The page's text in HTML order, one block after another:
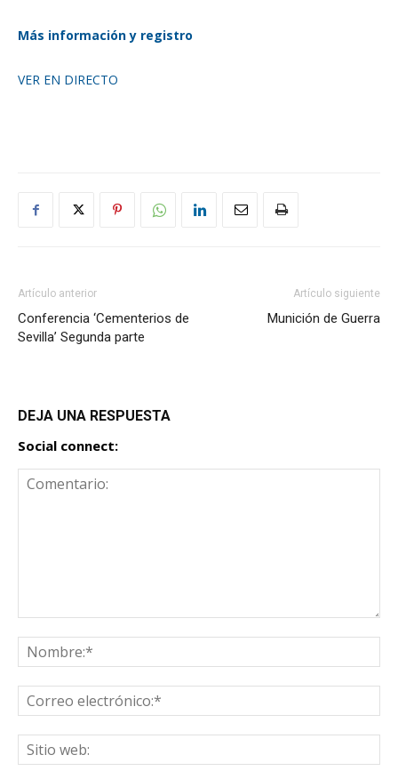
Más información y registro
VER EN DIRECTO
Artículo anterior
Conferencia ‘Cementerios de
Sevilla’ Segunda parte
Artículo siguiente
Munición de Guerra
DEJA UNA RESPUESTA
Social connect: